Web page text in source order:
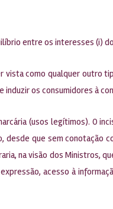
entre os interesses (i)
vista como qualquer outro
os consumidores à
(usos legítimos). O
que sem conotação
na visão dos Ministros,
acesso à